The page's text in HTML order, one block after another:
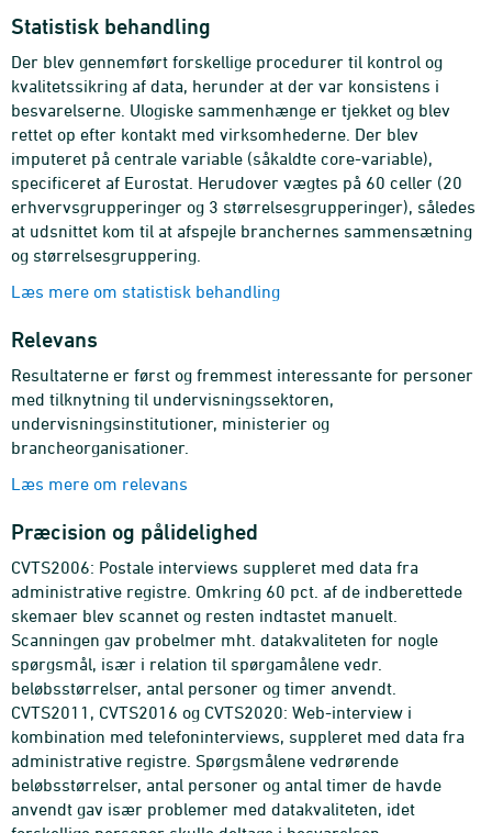
Statistisk behandling
Der blev gennemført forskellige procedurer til kontrol og
kvalitetssikring af data, herunder at der var konsistens i
besvarelserne. Ulogiske sammenhænge er tjekket og blev
rettet op efter kontakt med virksomhederne. Der blev
imputeret på centrale variable (såkaldte core-variable),
specificeret af Eurostat. Herudover vægtes på 60 celler (20
erhvervsgrupperinger og 3 størrelsesgrupperinger), således
at udsnittet kom til at afspejle branchernes sammensætning
og størrelsesgruppering.
Læs mere om statistisk behandling
Relevans
Resultaterne er først og fremmest interessante for personer
med tilknytning til undervisningssektoren,
undervisningsinstitutioner, ministerier og
brancheorganisationer.
Læs mere om relevans
Præcision og pålidelighed
CVTS2006: Postale interviews suppleret med data fra
administrative registre. Omkring 60 pct. af de indberettede
skemaer blev scannet og resten indtastet manuelt.
Scanningen gav probelmer mht. datakvaliteten for nogle
spørgsmål, især i relation til spørgamålene vedr.
beløbsstørrelser, antal personer og timer anvendt.
CVTS2011, CVTS2016 og CVTS2020: Web-interview i
kombination med telefoninterviews, suppleret med data fra
administrative registre. Spørgsmålene vedrørende
beløbsstørrelser, antal personer og antal timer de havde
anvendt gav især problemer med datakvaliteten, idet